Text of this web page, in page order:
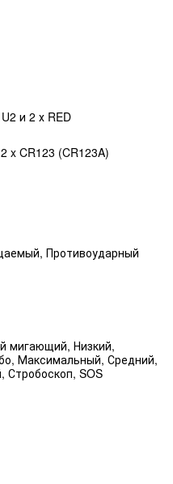
и 2 х RED
x CR123 (CR123A)
Противоударный
мигающий, Низкий,
Максимальный, Средний,
SOS